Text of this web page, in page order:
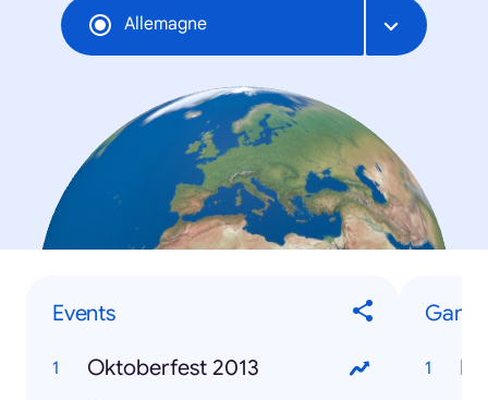
Allemagne
Events
Oktoberfest 2013